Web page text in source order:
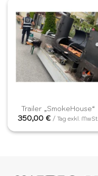
Trailer „SmokeHouse“
350,00 € / Tag exkl. MwSt